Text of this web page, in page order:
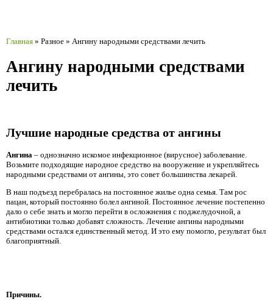
Главная » Разное » Ангину народными средствами лечить
Ангину народными средствами
лечить
Лучшие народные средства от ангины
Ангина – однозначно искомое инфекционное (вирусное) заболевание.
Возьмите подходящие народное средство на вооружение и укрепляйтесь
народными средствами от ангины, это совет большинства лекарей.
В наш подъезд перебралась на постоянное жилье одна семья. Там рос
пацан, который постоянно болел ангиной. Постоянное лечение постепенно
дало о себе знать и могло перейти в осложнения с поджелудочной, а
антибиотики только добавят сложность. Лечение ангины народными
средствами остался единственный метод. И это ему помогло, результат был
благоприятный.
Причины.